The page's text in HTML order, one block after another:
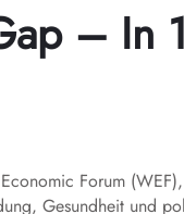
– In
Forum
Gesundheit und